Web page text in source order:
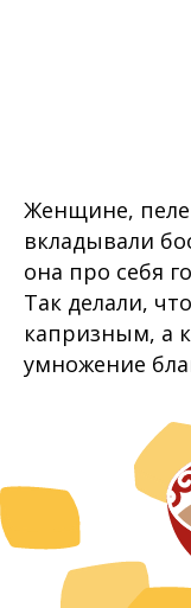
Женщине,
вкладывали
она про себя
Так делали,
капризным, а
умножение